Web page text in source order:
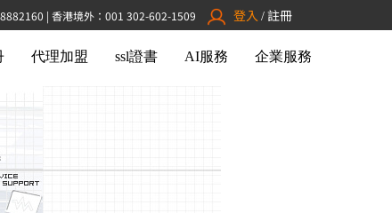
| 香港境外：001 302-602-1509 登入 / 註冊
代理加盟 ssl證書 AI服務 企業服務